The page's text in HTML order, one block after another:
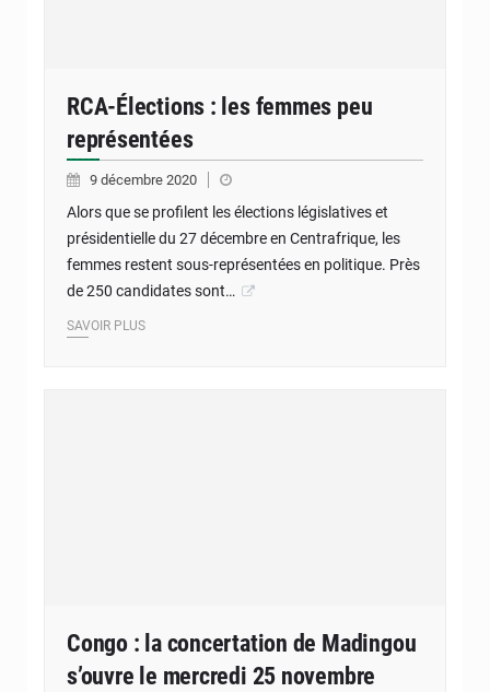
RCA-Élections : les femmes peu
représentées
9 décembre 2020
Alors que se profilent les élections législatives et
présidentielle du 27 décembre en Centrafrique, les
femmes restent sous-représentées en politique. Près
de 250 candidates sont…
SAVOIR PLUS
Congo : la concertation de Madingou
s’ouvre le mercredi 25 novembre